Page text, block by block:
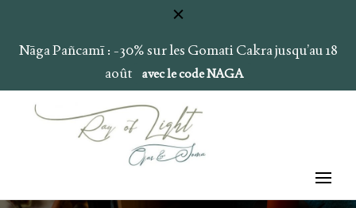
Nāga Pañcamī : -30% sur les Gomati Cakra jusqu’au 18
août
avec le code NAGA
Ojas & Soma
Ray of Light